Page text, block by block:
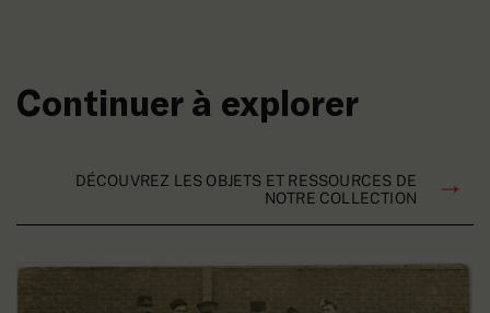
Continuer à explorer
DÉCOUVREZ LES OBJETS ET RESSOURCES DE
NOTRE COLLECTION